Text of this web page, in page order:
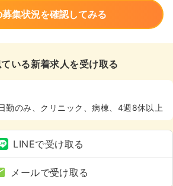
集状況を確認してみる
いる新着求人を受け取る
勤のみ、クリニック、病棟、4週8休以上
LINEで受け取る
メールで受け取る